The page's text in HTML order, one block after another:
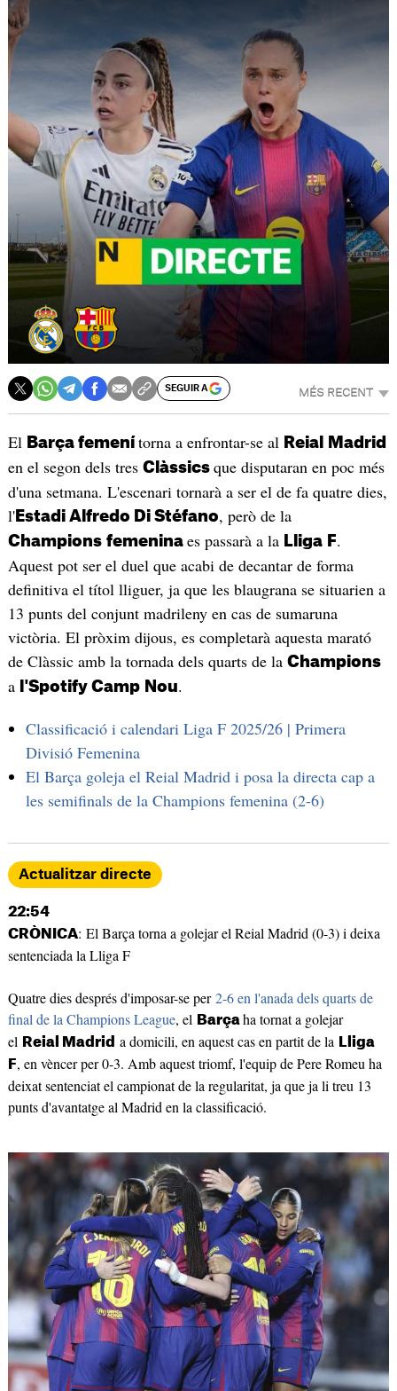
SEGUIR A MÉS RECENT
El Barça femení torna a enfrontar-se al Reial Madrid
en el segon dels tres Clàssics que disputaran en poc més
d'una setmana. L'escenari tornarà a ser el de fa quatre dies,
l'Estadi Alfredo Di Stéfano, però de la
Champions femenina es passarà a la Lliga F.
Aquest pot ser el duel que acabi de decantar de forma
definitiva el títol lliguer, ja que les blaugrana se situarien a
13 punts del conjunt madrileny en cas de sumaruna
victòria. El pròxim dijous, es completarà aquesta marató
de Clàssic amb la tornada dels quarts de la Champions
a l'Spotify Camp Nou.
Classificació i calendari Liga F 2025/26 | Primera
Divisió Femenina
El Barça goleja el Reial Madrid i posa la directa cap a
les semifinals de la Champions femenina (2-6)
Actualitzar directe
22:54
CRÒNICA: El Barça torna a golejar el Reial Madrid (0-3) i deixa
sentenciada la Lliga F
Quatre dies després d'imposar-se per2-6 en l'anada dels quarts de
final de la Champions League, el Barçaha tornat a golejar
el Reial Madrid a domicili, en aquest cas en partit de la Lliga
F, en vèncer per 0-3. Amb aquest triomf, l'equip de Pere Romeu ha
deixat sentenciat el campionat de la regularitat, ja que ja li treu 13
punts d'avantatge al Madrid en la classificació.